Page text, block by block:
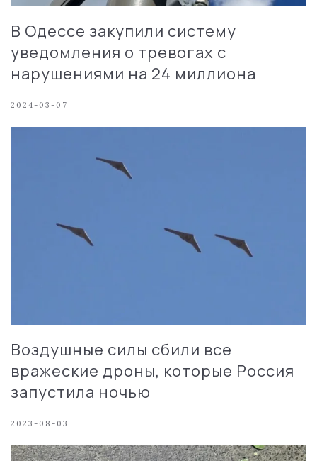
В Одессе закупили систему
уведомления о тревогах с
нарушениями на 24 миллиона
2024-03-07
Воздушные силы сбили все
вражеские дроны, которые Россия
запустила ночью
2023-08-03